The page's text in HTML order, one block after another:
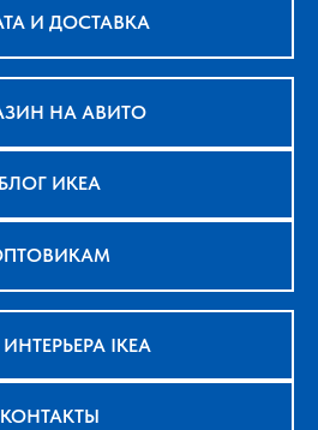
И ДОСТАВКА
НА АВИТО
БЛОГ ИКЕА
IKEA
КОНТАКТЫ